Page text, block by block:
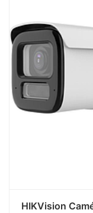
HIKVision